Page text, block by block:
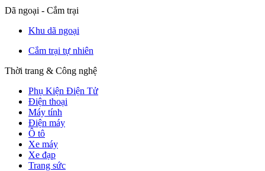
Dã ngoại - Cắm trại
Khu dã ngoại
Cắm trại tự nhiên
Thời trang & Công nghệ
Phụ Kiện Điện Tử
Điện thoại
Máy tính
Điện máy
Ô tô
Xe máy
Xe đạp
Trang sức